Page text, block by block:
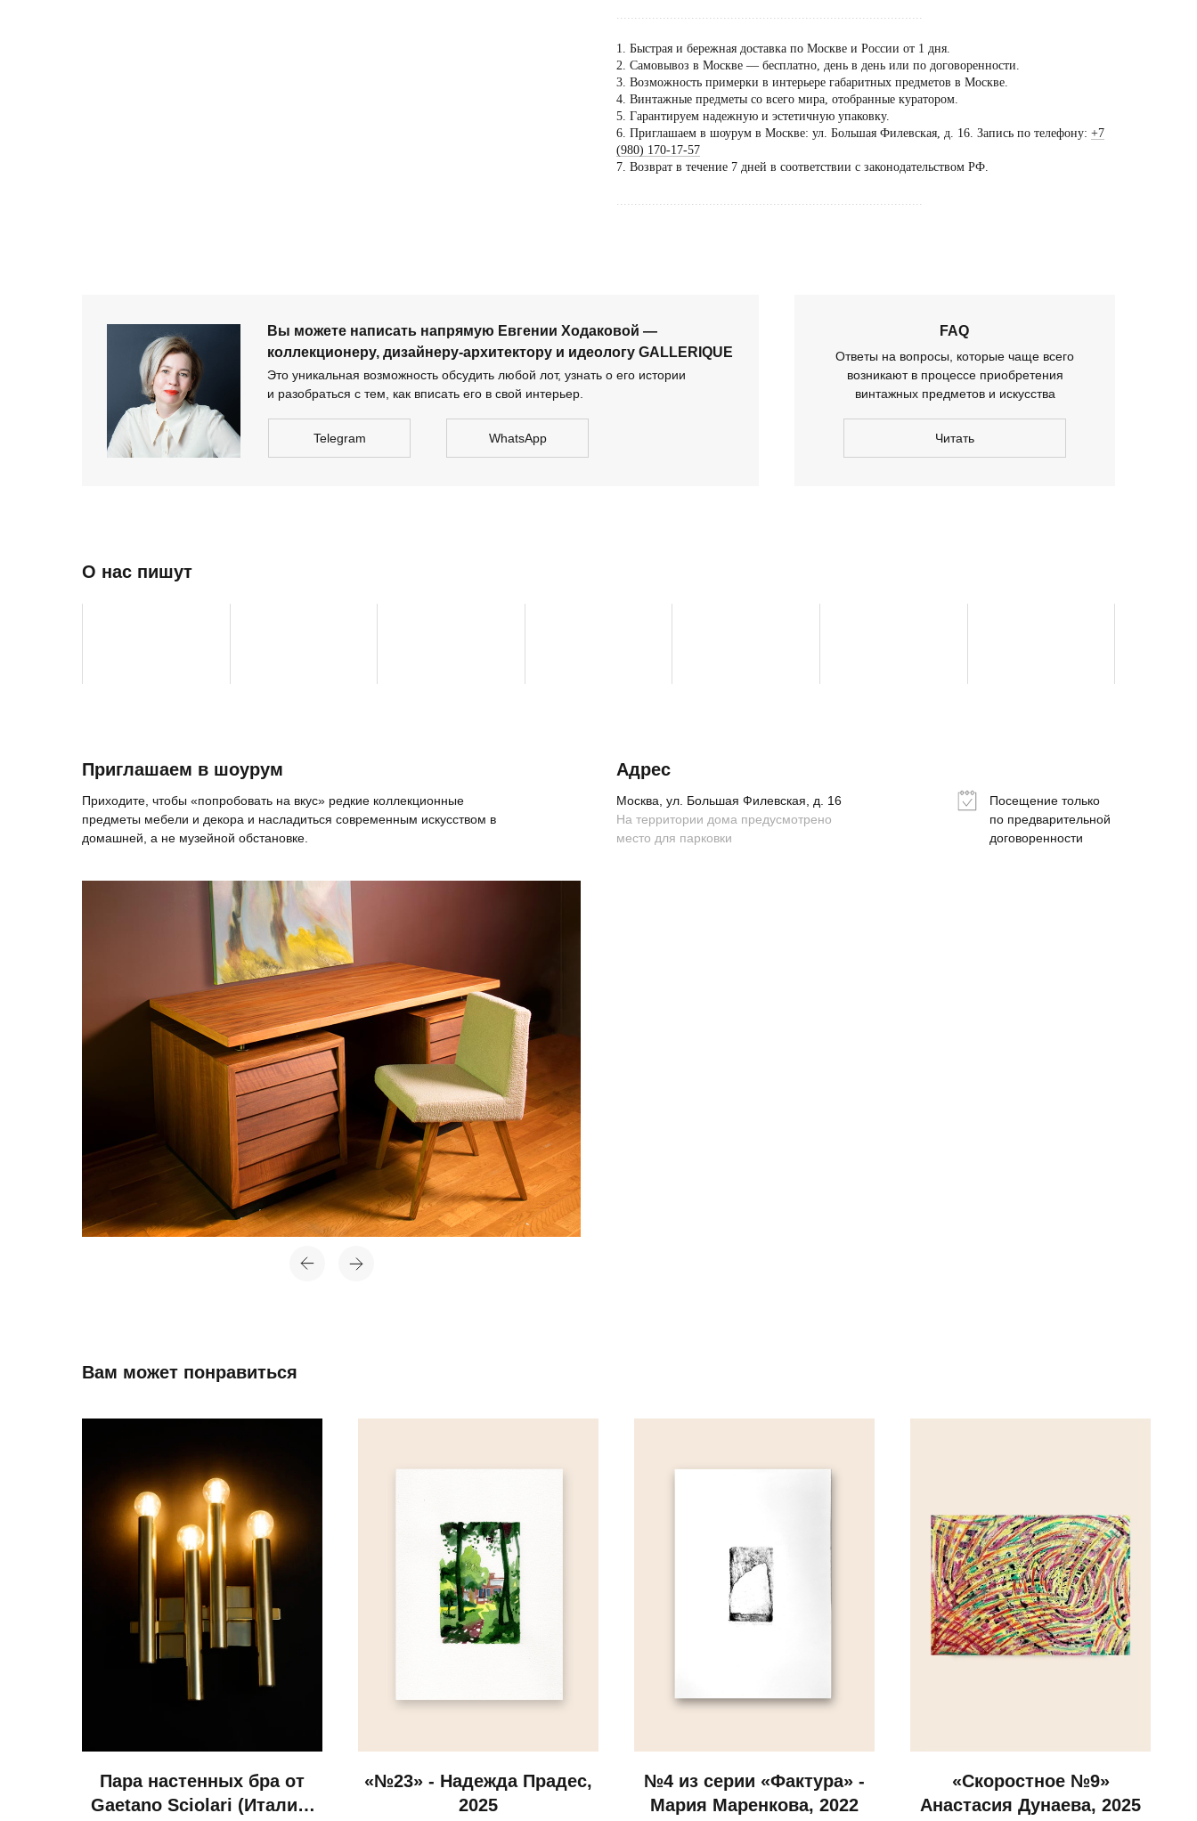
......................................................................................
1. Быстрая и бережная доставка по Москве и России от 1 дня.
2. Самовывоз в Москве — бесплатно, день в день или по договоренности.
3. Возможность примерки в интерьере габаритных предметов в Москве.
4. Винтажные предметы со всего мира, отобранные куратором.
5. Гарантируем надежную и эстетичную упаковку.
6. Приглашаем в шоурум в Москве: ул. Большая Филевская, д. 16. Запись по телефону: +7
(980) 170-17-57
7. Возврат в течение 7 дней в соответствии с законодательством РФ.
......................................................................................
Telegram WhatsApp
Это уникальная возможность обсудить любой лот, узнать о его истории
и разобраться с тем, как вписать его в свой интерьер.
FAQ
Ответы на вопросы, которые чаще всего
возникают в процессе приобретения
винтажных предметов и искусства
Вы можете написать напрямую Евгении Ходаковой —
коллекционеру, дизайнеру-архитектору и идеологу GALLERIQUE
Посещение только
по предварительной
договоренности
только
договоренности
Москва, ул. Большая Филевская, д. 16
Адрес
Приглашаем в шоурум
Читать
На территории дома предусмотрено
место для парковки
О нас пишут
Приходите, чтобы «попробовать на вкус» редкие коллекционные
предметы мебели и декора и насладиться современным искусством в
домашней, а не музейной обстановке.
Вам может понравиться
Пара настенных бра от
Gaetano Sciolari (Италия,
«№23» - Надежда Прадес,
2025
№4 из серии «Фактура» -
Мария Маренкова, 2022
«Скоростное №9»
Анастасия Дунаева, 2025